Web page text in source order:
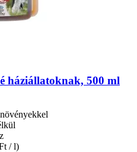
háziállatoknak, 500 ml
/ l)